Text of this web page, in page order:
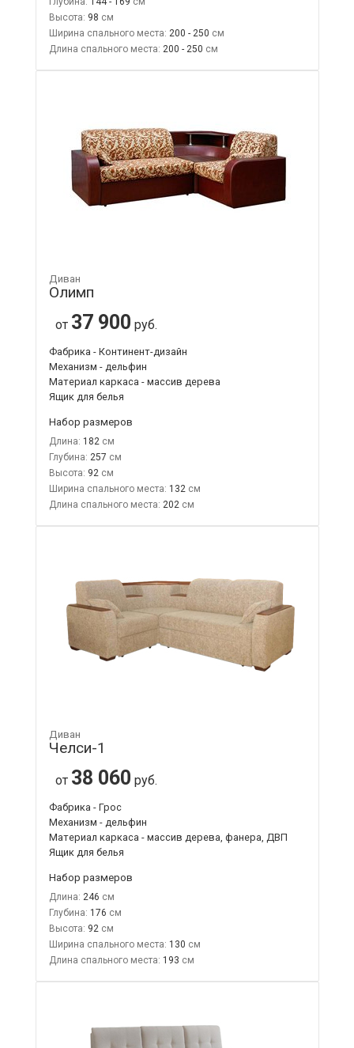
Высота: 98
Ширина спального места: 200 - 250
Длина спального места: 200 - 250
Диван
Олимп
от 37 900 руб.
Фабрика - Континент-дизайн
Механизм - дельфин
Материал каркаса - массив дерева
Ящик для белья
Набор размеров
Длина: 182
Глубина: 257
Высота: 92
Ширина спального места: 132
Длина спального места: 202
Диван
Челси-1
от 38 060 руб.
Фабрика - Грос
Механизм - дельфин
Материал каркаса - массив дерева, фанера, ДВП
Ящик для белья
Набор размеров
Длина: 246
Глубина: 176
Высота: 92
Ширина спального места: 130
Длина спального места: 193